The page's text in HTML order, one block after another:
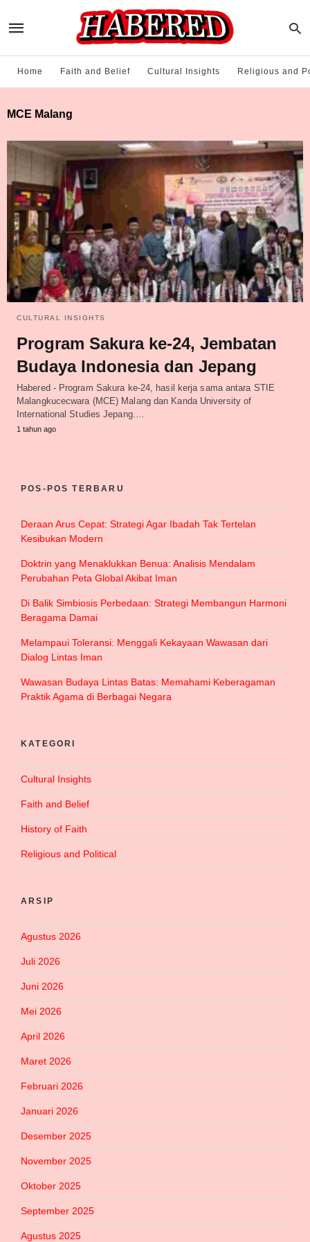
Home Faith and Belief Cultural Insights Religious and
MCE Malang
CULTURAL INSIGHTS
Program Sakura ke-24, Jembatan
Budaya Indonesia dan Jepang
Habered - Program Sakura ke-24, hasil kerja sama antara STIE
Malangkucecwara (MCE) Malang dan Kanda University of
International Studies Jepang.…
1 tahun ago
POS-POS TERBARU
Deraan Arus Cepat: Strategi Agar Ibadah Tak Tertelan
Kesibukan Modern
Doktrin yang Menaklukkan Benua: Analisis Mendalam
Perubahan Peta Global Akibat Iman
Di Balik Simbiosis Perbedaan: Strategi Membangun Harmoni
Beragama Damai
Melampaui Toleransi: Menggali Kekayaan Wawasan dari
Dialog Lintas Iman
Wawasan Budaya Lintas Batas: Memahami Keberagaman
Praktik Agama di Berbagai Negara
KATEGORI
Cultural Insights
Faith and Belief
History of Faith
Religious and Political
ARSIP
Agustus 2026
Juli 2026
Juni 2026
Mei 2026
April 2026
Maret 2026
Februari 2026
Januari 2026
Desember 2025
November 2025
Oktober 2025
September 2025
Agustus 2025